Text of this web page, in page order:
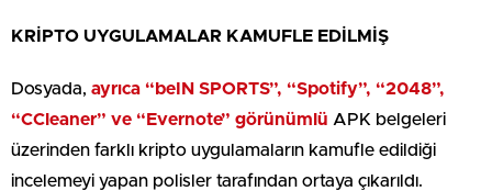
KRİPTO UYGULAMALAR KAMUFLE EDİLMİŞ
Dosyada, ayrıca “beIN SPORTS”, “Spotify”, “2048”,
“CCleaner” ve “Evernote” görünümlü APK belgeleri
üzerinden farklı kripto uygulamaların kamufle edildiği
incelemeyi yapan polisler tarafından ortaya çıkarıldı.